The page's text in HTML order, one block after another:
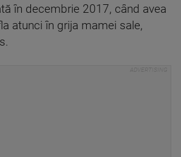
în decembrie 2017, când avea
atunci în grija mamei sale,